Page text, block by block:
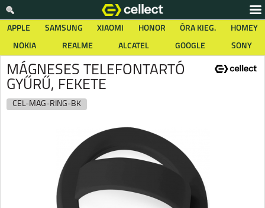
APPLE SAMSUNG XIAOMI HONOR ÓRA KIEG.
HOMEY
NOKIA
REALME ALCATEL GOOGLE SONY
MÁGNESES TELEFONTARTÓ
GYŰRŰ, FEKETE
CEL-MAG-RING-BK